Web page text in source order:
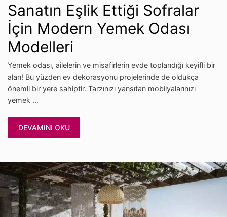
Sanatın Eşlik Ettiği Sofralar
İçin Modern Yemek Odası
Modelleri
Yemek odası, ailelerin ve misafirlerin evde toplandığı keyifli bir
alan! Bu yüzden ev dekorasyonu projelerinde de oldukça
önemli bir yere sahiptir. Tarzınızı yansıtan mobilyalarınızı
yemek …
DEVAMINI OKU